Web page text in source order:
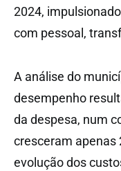
2024,
com pessoal,
A análise do
desempenho
da despesa, num
cresceram apenas
evolução dos